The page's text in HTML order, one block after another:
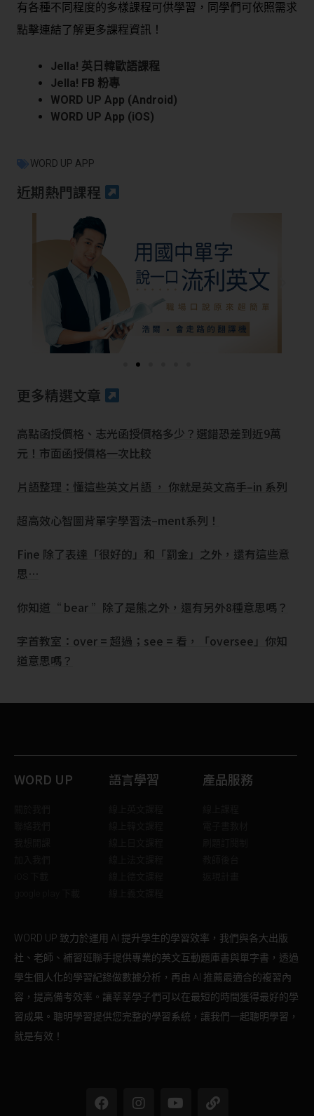
有各種不同程度的多樣課程可供學習，同學們可依照需求
點擊連結了解更多課程資訊！
Jella! 英日韓歐語課程
Jella! FB 粉專
WORD UP App (Android)
WORD UP App (iOS)
WORD UP APP
近期熱門課程
更多精選文章
高點函授價格、志光函授價格多少？選錯恐差到近9萬
元！市面函授價格一次比較
片語整理：懂這些英文片語 ， 你就是英文高手–in 系列
超高效心智圖背單字學習法–ment系列！
Fine 除了表達「很好的」和「罰金」之外，還有這些意
思…
你知道“ bear ”除了是熊之外，還有另外8種意思嗎？
字首教室：over = 超過；see = 看，「oversee」你知
道意思嗎？
WORD UP 語言學習 產品服務
WORD UP 致力於運用 AI 提升學生的學習效率，我們與各大出版
社、老師、補習班聯手提供專業的英文互動題庫書與單字書，透過
學生個人化的學習紀錄做數據分析，再由 AI 推薦最適合的複習內
容，提高備考效率。讓莘莘學子們可以在最短的時間獲得最好的學
習成果。聰明學習提供您完整的學習系統，讓我們一起聰明學習，
就是有效！